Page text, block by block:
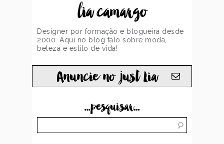
lia camargo
Designer por formação e blogueira desde
2000. Aqui no blog falo sobre moda,
beleza e estilo de vida!
Anuncie no just Lia
...pesquisar...